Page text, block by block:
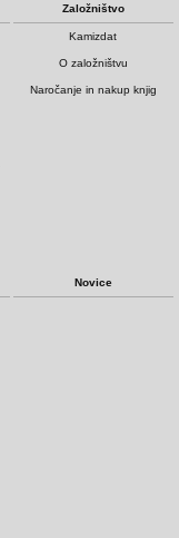
Založništvo
Kamizdat
O založništvu
Naročanje in nakup knjig
Novice